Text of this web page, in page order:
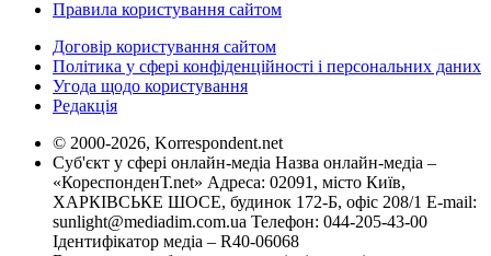
Правила користування сайтом
Договір користування сайтом
Політика у сфері конфіденційності і персональних даних
Угода щодо користування
Редакція
© 2000-2026, Korrespondent.net
Суб'єкт у сфері онлайн-медіа Назва онлайн-медіа –
«КореспонденТ.net» Адреса: 02091, місто Київ,
ХАРКІВСЬКЕ ШОСЕ, будинок 172-Б, офіс 208/1 E-mail:
sunlight@mediadim.com.ua Телефон: 044-205-43-00
Ідентифікатор медіа – R40-06068